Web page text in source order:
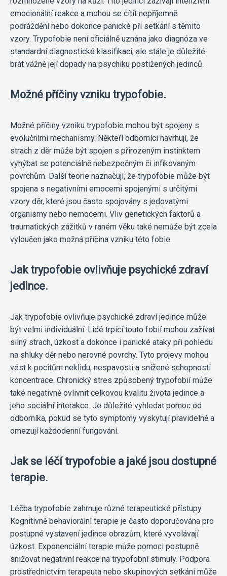
emocionální reakce a mohou se cítit nepříjemně
podráždění nebo dokonce panické při setkání s těmito
vzory. Trypofobie není oficiálně uznána jako diagnóza ve
standardní diagnostické klasifikaci, ale stále je důležité
brát vážně její dopady na psychiku postižených jedinců.
Možné příčiny vzniku trypofobie.
Možné příčiny vzniku trypofobie mohou být spojeny s
evolučními mechanismy. Někteří odborníci navrhují, že
strach z děr může být spojen s přirozeným instinktem
vyhýbat se potenciálně nebezpečným či infikovaným
povrchům. Další teorie naznačují, že trypofobie může být
spojena s negativními emocemi spojenými s určitými
vzory děr, které jsou často spojovány s jedovatými
organismy nebo nemocemi. Vliv genetických faktorů a
traumatických zážitků v raném věku také nemůže být zcela
vyloučen jako možná příčina vzniku této fobie.
Jak trypofobie ovlivňuje psychické zdraví
jedince.
Jak trypofobie ovlivňuje psychické zdraví jedince může
být velmi individuální. Lidé trpící touto fobií mohou zažívat
silný strach, úzkost a dokonce i panické ataky při pohledu
na shluky děr nebo nerovné povrchy. Tyto projevy mohou
vést k pocitům neklidu, nespavosti a snížené schopnosti
koncentrace. Chronický stres způsobený trypofobií může
také negativně ovlivnit celkovou kvalitu života jedince a
jeho sociální interakce. Je důležité vyhledat pomoc od
odborníka, pokud se tyto symptomy vyskytují pravidelně a
omezují každodenní fungování.
Jak se léčí trypofobie a jaké jsou dostupné
terapie.
Léčba trypofobie zahrnuje různé terapeutické přístupy.
Kognitivně behaviorální terapie je často doporučována pro
postupné vystavení jedince obrazům, které vyvolávají
úzkost. Exponenciální terapie může pomoci postupně
snižovat negativní reakce na trypofobní stimuly. Podpora
prostřednictvím terapeuta nebo skupinových setkání může